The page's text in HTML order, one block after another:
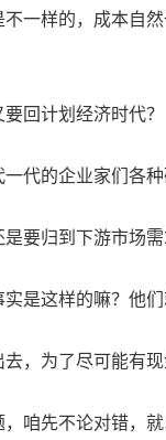
一样的，成本自
回计划经济时代？
代的企业家们各
要归到下游市场
是这样的嘛？他
，为了尽可能有现
咱先不论对错，